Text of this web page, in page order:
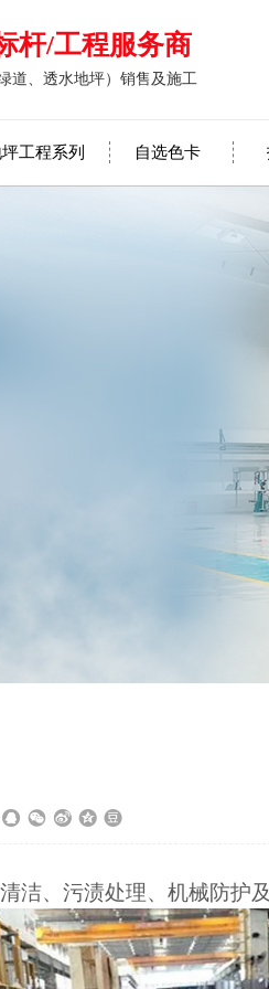
杆/工程服务商
道、透水地坪）销售及施工
工程系列 自选色卡
洁、污渍处理、机械防护